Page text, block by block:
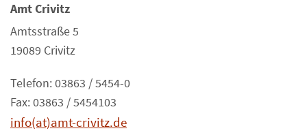
Amt Crivitz
Amtsstraße 5
19089 Crivitz
Telefon: 03863 / 5454-0
Fax: 03863 / 5454103
info(at)amt-crivitz.de